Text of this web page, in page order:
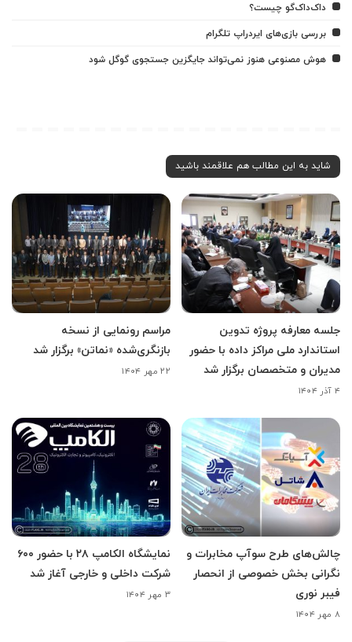
داک‌داک‌گو چیست؟
بررسی بازی‌های ایردراپ تلگرام
هوش مصنوعی هنوز نمی‌تواند جایگزین جستجوی گوگل شود
شاید به این مطالب هم علاقمند باشید
جلسه معارفه پروژه تدوین
استاندارد ملی مراکز داده با حضور
مدیران و متخصصان برگزار شد
۴ آذر ۱۴۰۴
مراسم رونمایی از نسخه
بازنگری‌شده «نماتن» برگزار شد
۲۲ مهر ۱۴۰۴
چالش‌های طرح سوآپ مخابرات و
نگرانی بخش خصوصی از انحصار
فیبر نوری
۸ مهر ۱۴۰۴
نمایشگاه الکامپ ۲۸ با حضور ۶۰۰
شرکت داخلی و خارجی آغاز شد
۳ مهر ۱۴۰۴